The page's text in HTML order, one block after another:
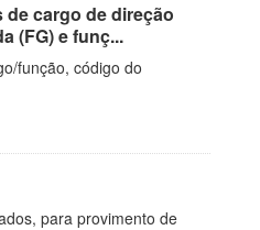
cargo de direção
(FG) e funç...
função, código do
para provimento de